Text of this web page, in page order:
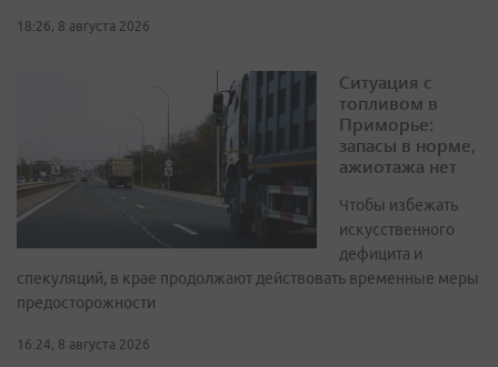
18:26, 8 августа 2026
Ситуация с
топливом в
Приморье:
запасы в норме,
ажиотажа нет
Чтобы избежать
искусственного
дефицита и
спекуляций, в крае продолжают действовать временные меры
предосторожности
16:24, 8 августа 2026